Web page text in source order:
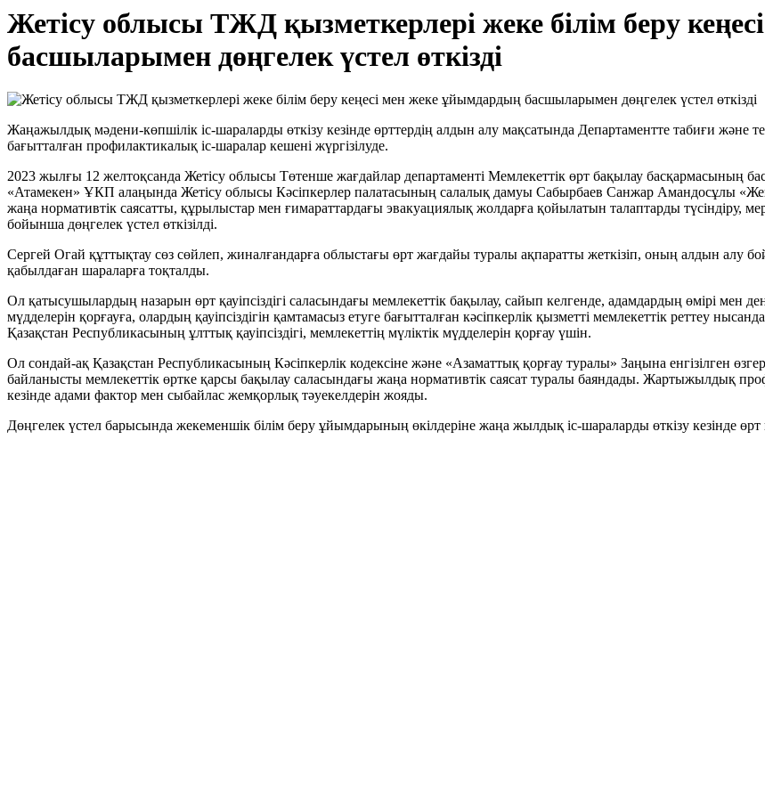
Жетісу облысы ТЖД қызметкерлері жеке білім беру
басшыларымен дөңгелек үстел өткізді
Жаңажылдық мәдени-көпшілік іс-шараларды өткізу кезінде өрттердің алдын алу мақсатында Департаментте табиғи және
бағытталған профилактикалық іс-шаралар кешені жүргізілуде.
2023 жылғы 12 желтоқсанда Жетісу облысы Төтенше жағдайлар департаменті Мемлекеттік өрт бақылау басқармасының
«Атамекен» ҰКП алаңында Жетісу облысы Кәсіпкерлер палатасының салалық дамуы Сабырбаев Санжар Амандосұлы
жаңа нормативтік саясатты, құрылыстар мен ғимараттардағы эвакуациялық жолдарға қойылатын талаптарды түсіндіру,
бойынша дөңгелек үстел өткізілді.
Сергей Огай құттықтау сөз сөйлеп, жиналғандарға облыстағы өрт жағдайы туралы ақпаратты жеткізіп, оның алдын алу
қабылдаған шараларға тоқталды.
Ол қатысушылардың назарын өрт қауіпсіздігі саласындағы мемлекеттік бақылау, сайып келгенде, адамдардың өмірі мен
мүдделерін қорғауға, олардың қауіпсіздігін қамтамасыз етуге бағытталған кәсіпкерлік қызметті мемлекеттік реттеу
Қазақстан Республикасының ұлттық қауіпсіздігі, мемлекеттің мүліктік мүдделерін қорғау үшін.
Ол сондай-ақ Қазақстан Республикасының Кәсіпкерлік кодексіне және «Азаматтық қорғау туралы» Заңына енгізілген
байланысты мемлекеттік өртке қарсы бақылау саласындағы жаңа нормативтік саясат туралы баяндады. Жартыжылдық
кезінде адами фактор мен сыбайлас жемқорлық тәуекелдерін жояды.
Дөңгелек үстел барысында жекеменшік білім беру ұйымдарының өкілдеріне жаңа жылдық іс-шараларды өткізу кезінде өрт